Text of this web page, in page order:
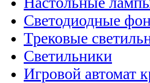
Светодиодные
Трековые
Светильники
Игровой автомат